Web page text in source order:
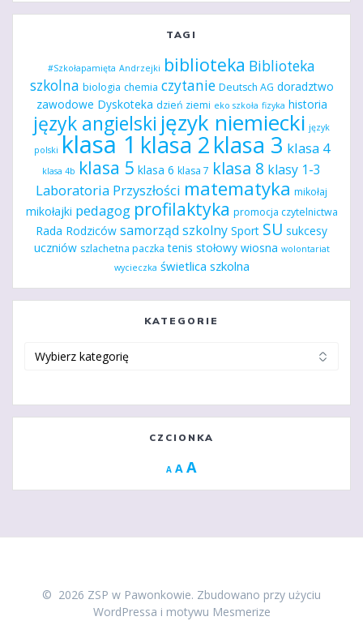
TAGI
#Szkołapamięta Andrzejki biblioteka Biblioteka
szkolna biologia chemia czytanie Deutsch AG doradztwo
zawodowe Dyskoteka dzień ziemi eko szkoła fizyka historia
język angielski język niemiecki język
polski klasa 1 klasa 2klasa 3 klasa 4
klasa 4b klasa 5 klasa 6 klasa 7 klasa 8 klasy 1-3
Laboratoria Przyszłości matematyka mikołaj
mikołajki pedagog profilaktyka promocja czytelnictwa
Rada Rodziców samorząd szkolny Sport SU sukcesy
uczniów szlachetna paczka tenis stołowy wiosna wolontariat
wycieczka świetlica szkolna
KATEGORIE
CZCIONKA
A Decrease
A Reset
A
© 2026 ZSP w Pawonkowie. Zbudowano przy użyciu
WordPressa i motywu Mesmerize